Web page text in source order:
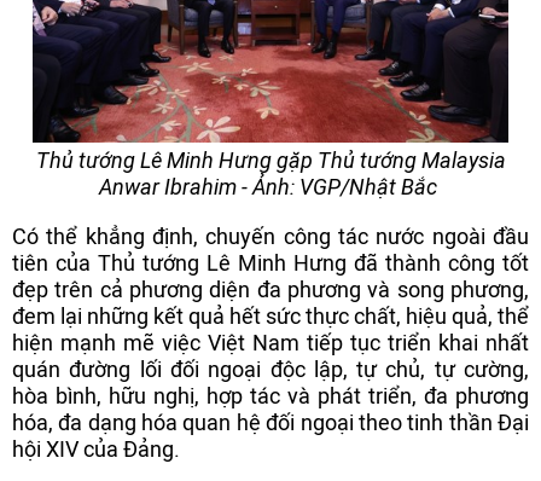
Thủ tướng Lê Minh Hưng gặp Thủ tướng Malaysia
Anwar Ibrahim - Ảnh: VGP/Nhật Bắc
Có thể khẳng định, chuyến công tác nước ngoài đầu
tiên của Thủ tướng Lê Minh Hưng đã thành công tốt
đẹp trên cả phương diện đa phương và song phương,
đem lại những kết quả hết sức thực chất, hiệu quả, thể
hiện mạnh mẽ việc Việt Nam tiếp tục triển khai nhất
quán đường lối đối ngoại độc lập, tự chủ, tự cường,
hòa bình, hữu nghị, hợp tác và phát triển, đa phương
hóa, đa dạng hóa quan hệ đối ngoại theo tinh thần Đại
hội XIV của Đảng.